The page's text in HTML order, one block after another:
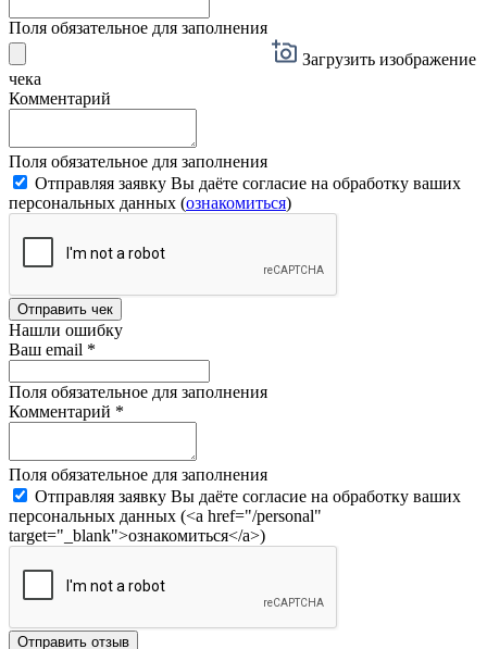
Поля обязательное для заполнения
Загрузить изображение
чека
Комментарий
Поля обязательное для заполнения
Отправляя заявку Вы даёте согласие на обработку ваших
персональных данных (ознакомиться)
Отправить чек
Нашли ошибку
Ваш email *
Поля обязательное для заполнения
Комментарий *
Поля обязательное для заполнения
Отправляя заявку Вы даёте согласие на обработку ваших
персональных данных (<a href="/personal"
target="_blank">ознакомиться</a>)
Отправить отзыв